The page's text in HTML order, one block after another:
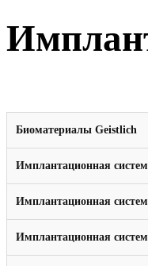
Биоматериалы Geistlich
Имплантационная
Имплантационная
Имплантационная